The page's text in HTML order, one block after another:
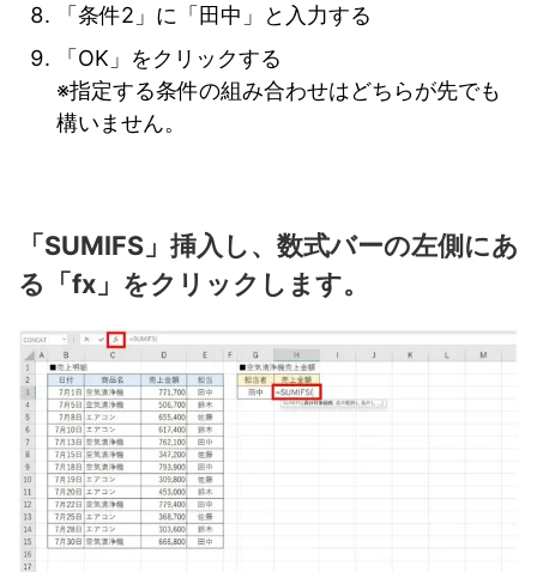
「条件2」に「田中」と入力する
「OK」をクリックする
※指定する条件の組み合わせはどちらが先でも
構いません。
「SUMIFS」挿入し、数式バーの左側にあ
る「fx」をクリックします。